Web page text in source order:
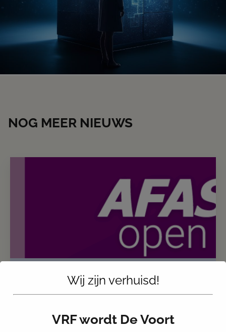
NOG MEER NIEUWS
VRF ADVOCATEN AANWEZIG BIJ
AFAS OPEN – 17 JUNI 2025
AFAS Open 2025 AFAS Open is hét jaarlijkse event
Wij zijn verhuisd!
VRF wordt De Voort